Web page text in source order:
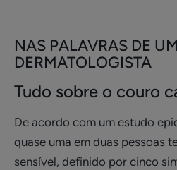
NAS PALAVRAS DE UM
DERMATOLOGISTA
Tudo sobre o couro
De acordo com um estudo
quase uma em duas pessoas
sensível, definido por cinco